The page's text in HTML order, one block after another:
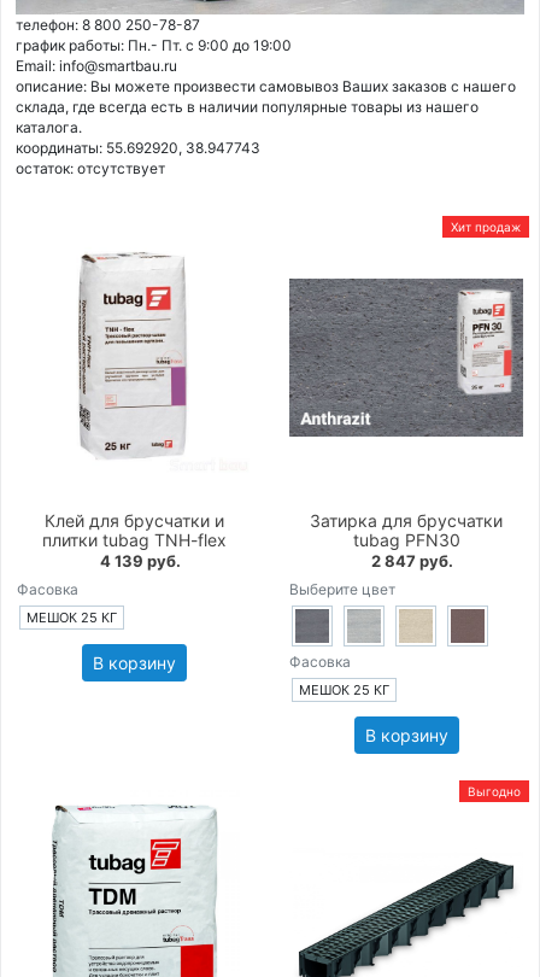
телефон: 8 800 250-78-87
график работы: Пн.- Пт. с 9:00 до 19:00
Email: info@smartbau.ru
описание: Вы можете произвести самовывоз Ваших заказов с нашего
склада, где всегда есть в наличии популярные товары из нашего
каталога.
координаты: 55.692920, 38.947743
остаток: отсутствует
Клей для брусчатки и
плитки tubag TNH-flex
4 139 руб.
Фасовка
МЕШОК 25 КГ
В корзину
Хит продаж
Затирка для брусчатки
tubag PFN30
2 847 руб.
Выберите цвет
Фасовка
МЕШОК 25 КГ
В корзину
Выгодно